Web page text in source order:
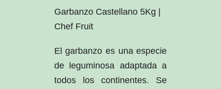
Garbanzo Castellano 5Kg |
Chef Fruit
El garbanzo es una especie
de leguminosa adaptada a
todos los continentes. Se